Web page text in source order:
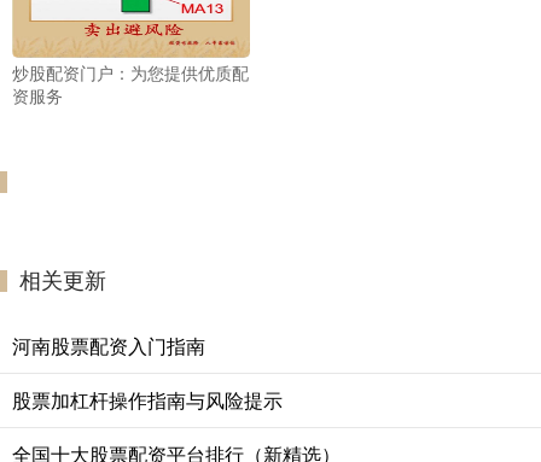
炒股配资门户：为您提供优质配
资服务
相关更新
河南股票配资入门指南
股票加杠杆操作指南与风险提示
全国十大股票配资平台排行（新精选）